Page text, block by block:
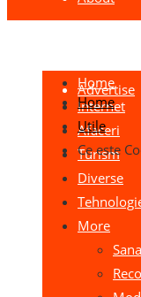
Advertise
Home
Internet
Afaceri
Turism
Diverse
More
Home
Utile
Ce este